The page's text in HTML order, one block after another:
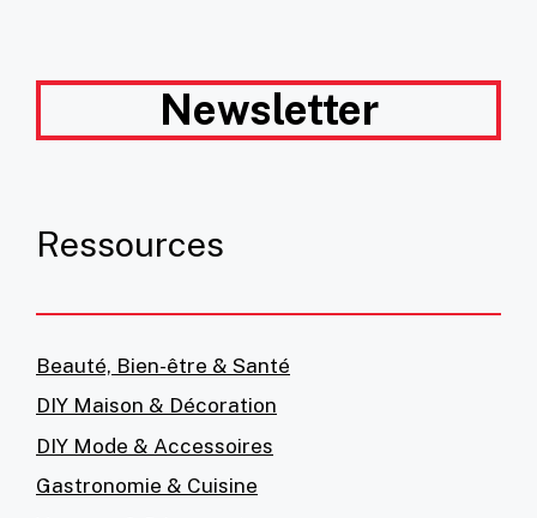
Newsletter
Ressources
Beauté, Bien-être & Santé
DIY Maison & Décoration
DIY Mode & Accessoires
Gastronomie & Cuisine